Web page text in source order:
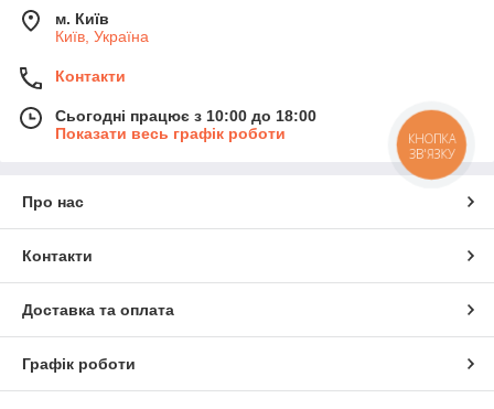
м. Київ
Київ, Україна
Контакти
Сьогодні працює з 10:00 до 18:00
Показати весь графік роботи
Про нас
Контакти
Доставка та оплата
Графік роботи
КНОПКА
ЗВ'ЯЗКУ